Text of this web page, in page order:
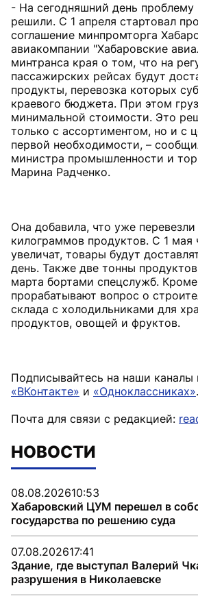
- На сегодняшний день
решили. С 1 апреля стартовал
соглашение минпромторга
авиакомпании "Хабаровские
минтранса края о том, что на
пассажирских рейсах будут
продукты, перевозка которых
краевого бюджета. При этом
минимальной стоимости. Это
только с ассортиментом, но и с
первой необходимости, –
министра промышленности и
Марина Радченко.
Она добавила, что уже
килограммов продуктов. С 1 мая
увеличат, товары будут
день. Также две тонны
марта бортами спецслужб.
прорабатывают вопрос о
склада с холодильниками для
продуктов, овощей и фруктов.
Подписывайтесь на наши каналы
«ВКонтакте» и «Одноклассниках».
Почта для связи с редакцией:
НОВОСТИ
08.08.202610:53
Хабаровский ЦУМ перешел в
государства по решению суда
07.08.202617:41
Здание, где выступал Валерий
разрушения в Николаевске